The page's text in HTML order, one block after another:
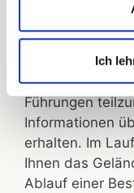
Ich
Wir laden Sie
Führungen
Informationen
erhalten. Im
Ihnen das
Ablauf einer